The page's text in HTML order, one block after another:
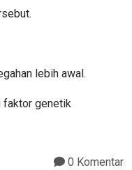
lebih awal.
faktor genetik
0 Komentar